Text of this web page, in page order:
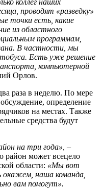
коллег наших
проводят «разведку»
точки есть, какие
из областного
программам,
В частности, мы
Есть уже решение
компьютерной
Орлов.
раза в неделю. По мере
определение
на местах. Также
средства будут
на три года», –
район может всецело
области: «Мы вот
окажем, наша команда,
вам помогут».